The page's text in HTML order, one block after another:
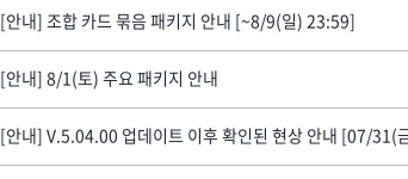
[안내] 조합 카드 묶음 패키지 안내 [~8/9(일) 23:59]
[안내] 8/1(토) 주요 패키지 안내
[안내] V.5.04.00 업데이트 이후 확인된 현상 안내 [07/31(